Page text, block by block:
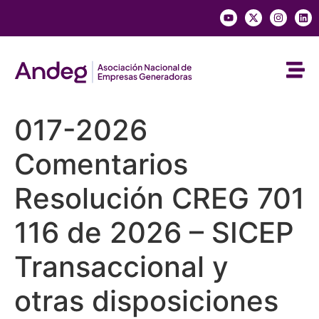
017-2026
Comentarios
Resolución CREG 701
116 de 2026 – SICEP
Transaccional y
otras disposiciones